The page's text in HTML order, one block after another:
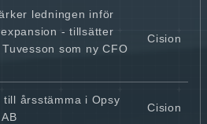
ledningen inför
- tillsätter
som ny CFO
Cision
till årsstämma i Opsy
Cision